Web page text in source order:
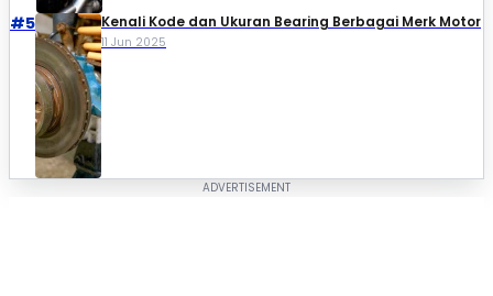
#5 Kenali Kode dan Ukuran Bearing Berbagai Merk Motor
11 Jun 2025